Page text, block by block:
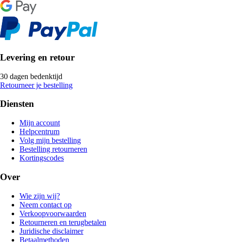
Levering en retour
30 dagen bedenktijd
Retourneer je bestelling
Diensten
Mijn account
Helpcentrum
Volg mijn bestelling
Bestelling retourneren
Kortingscodes
Over
Wie zijn wij?
Neem contact op
Verkoopvoorwaarden
Retourneren en terugbetalen
Juridische disclaimer
Betaalmethoden